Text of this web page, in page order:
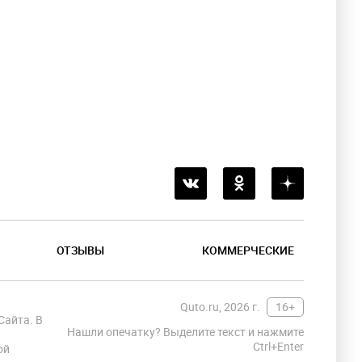
ОТЗЫВЫ КОММЕРЧЕСКИЕ
Quto.ru, 2026 г.
16+
Нашли опечатку? Выделите текст и нажмите
Ctrl+Enter
В